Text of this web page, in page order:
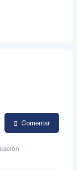
Comentar